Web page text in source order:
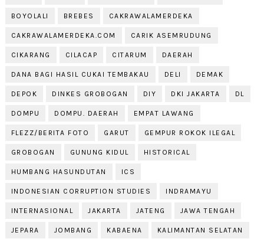
BOYOLALI BREBES CAKRAWALAMERDEKA
CAKRAWALAMERDEKA.COM CARIK ASEMRUDUNG
CIKARANG CILACAP CITARUM DAERAH
DANA BAGI HASIL CUKAI TEMBAKAU DELI DEMAK
DEPOK DINKES GROBOGAN DIY DKI JAKARTA DL
DOMPU DOMPU. DAERAH EMPAT LAWANG
FLEZZ/BERITA FOTO GARUT GEMPUR ROKOK ILEGAL
GROBOGAN GUNUNG KIDUL HISTORICAL
HUMBANG HASUNDUTAN ICS
INDONESIAN CORRUPTION STUDIES INDRAMAYU
INTERNASIONAL JAKARTA JATENG JAWA TENGAH
JEPARA JOMBANG KABAENA KALIMANTAN SELATAN